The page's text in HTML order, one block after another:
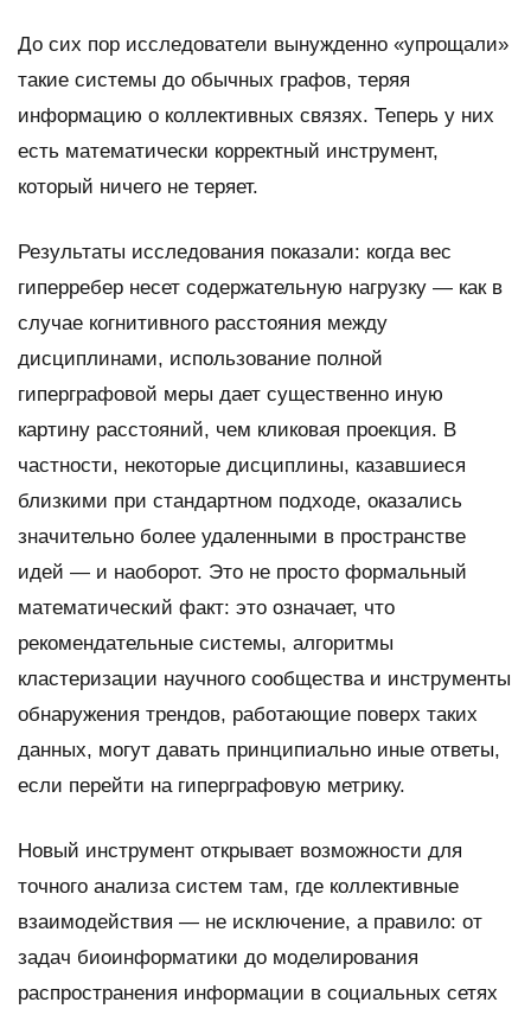
До сих пор исследователи вынужденно «упрощали»
такие системы до обычных графов, теряя
информацию о коллективных связях. Теперь у них
есть математически корректный инструмент,
который ничего не теряет.
Результаты исследования показали: когда вес
гиперребер несет содержательную нагрузку — как в
случае когнитивного расстояния между
дисциплинами, использование полной
гиперграфовой меры дает существенно иную
картину расстояний, чем кликовая проекция. В
частности, некоторые дисциплины, казавшиеся
близкими при стандартном подходе, оказались
значительно более удаленными в пространстве
идей — и наоборот. Это не просто формальный
математический факт: это означает, что
рекомендательные системы, алгоритмы
кластеризации научного сообщества и инструменты
обнаружения трендов, работающие поверх таких
данных, могут давать принципиально иные ответы,
если перейти на гиперграфовую метрику.
Новый инструмент открывает возможности для
точного анализа систем там, где коллективные
взаимодействия — не исключение, а правило: от
задач биоинформатики до моделирования
распространения информации в социальных сетях